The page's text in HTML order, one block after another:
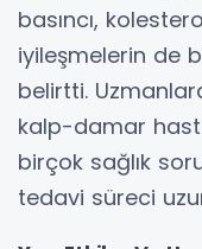
basıncı,
iyileşmelerin de
belirtti.
kalp-damar
birçok sağlık
tedavi süreci